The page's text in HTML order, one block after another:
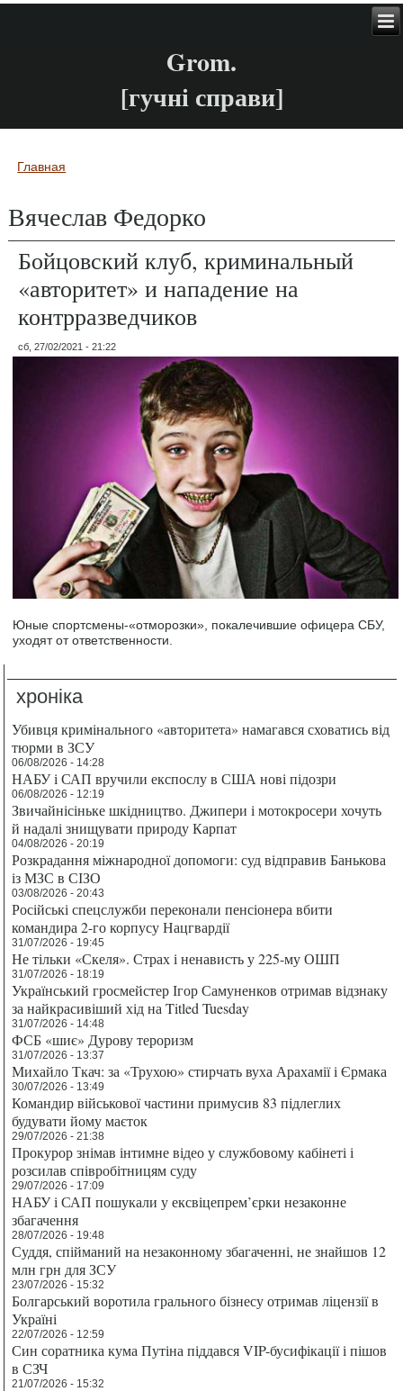
Grom.
[гучні справи]
Вы здесь
Главная
Вячеслав Федорко
Бойцовский клуб, криминальный
«авторитет» и нападение на
контрразведчиков
сб, 27/02/2021 - 21:22
Юные спортсмены-«отморозки», покалечившие офицера СБУ,
уходят от ответственности.
хроніка
Убивця кримінального «авторитета» намагався сховатись від
тюрми в ЗСУ
06/08/2026 - 14:28
НАБУ і САП вручили експослу в США нові підозри
06/08/2026 - 12:19
Звичайнісіньке шкідництво. Джипери і мотокросери хочуть
й надалі знищувати природу Карпат
04/08/2026 - 20:19
Розкрадання міжнародної допомоги: суд відправив Банькова
із МЗС в СІЗО
03/08/2026 - 20:43
Російські спецслужби переконали пенсіонера вбити
командира 2-го корпусу Нацгвардії
31/07/2026 - 19:45
Не тільки «Скеля». Страх і ненависть у 225-му ОШП
31/07/2026 - 18:19
Український гросмейстер Ігор Самуненков отримав відзнаку
за найкрасивіший хід на Titled Tuesday
31/07/2026 - 14:48
ФСБ «шиє» Дурову тероризм
31/07/2026 - 13:37
Михайло Ткач: за «Трухою» стирчать вуха Арахамії і Єрмака
30/07/2026 - 13:49
Командир військової частини примусив 83 підлеглих
будувати йому маєток
29/07/2026 - 21:38
Прокурор знімав інтимне відео у службовому кабінеті і
розсилав співробітницям суду
29/07/2026 - 17:09
НАБУ і САП пошукали у ексвіцепрем’єрки незаконне
збагачення
28/07/2026 - 19:48
Суддя, спійманий на незаконному збагаченні, не знайшов 12
млн грн для ЗСУ
23/07/2026 - 15:32
Болгарський воротила грального бізнесу отримав ліцензії в
Україні
22/07/2026 - 12:59
Син соратника кума Путіна піддався VIP-бусифікації і пішов
в СЗЧ
21/07/2026 - 15:32